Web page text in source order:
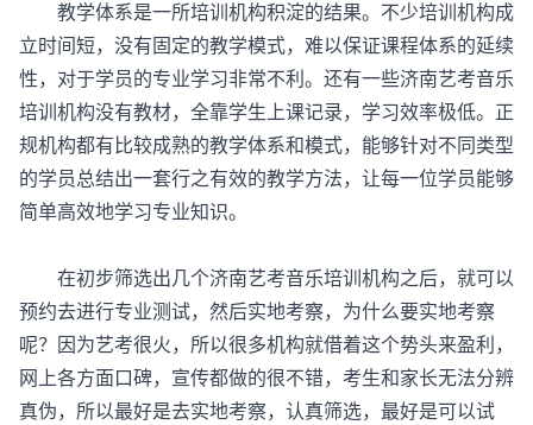
教学体系是一所培训机构积淀的结果。不少培训机构成
立时间短，没有固定的教学模式，难以保证课程体系的延续
性，对于学员的专业学习非常不利。还有一些济南艺考音乐
培训机构没有教材，全靠学生上课记录，学习效率极低。正
规机构都有比较成熟的教学体系和模式，能够针对不同类型
的学员总结出一套行之有效的教学方法，让每一位学员能够
简单高效地学习专业知识。
在初步筛选出几个济南艺考音乐培训机构之后，就可以
预约去进行专业测试，然后实地考察，为什么要实地考察
呢？因为艺考很火，所以很多机构就借着这个势头来盈利，
网上各方面口碑，宣传都做的很不错，考生和家长无法分辨
真伪，所以最好是去实地考察，认真筛选，最好是可以试